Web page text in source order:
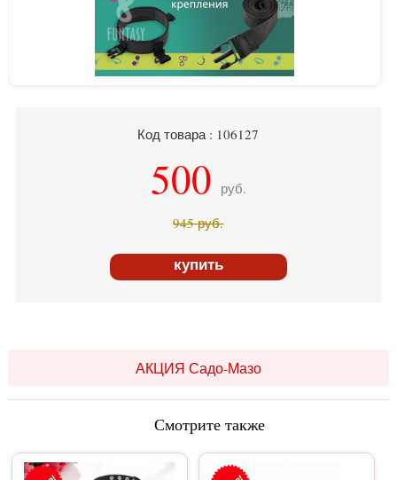
Код товара : 106127
500 руб.
945руб.
купить
АКЦИЯ Садо-Мазо
Смотрите также